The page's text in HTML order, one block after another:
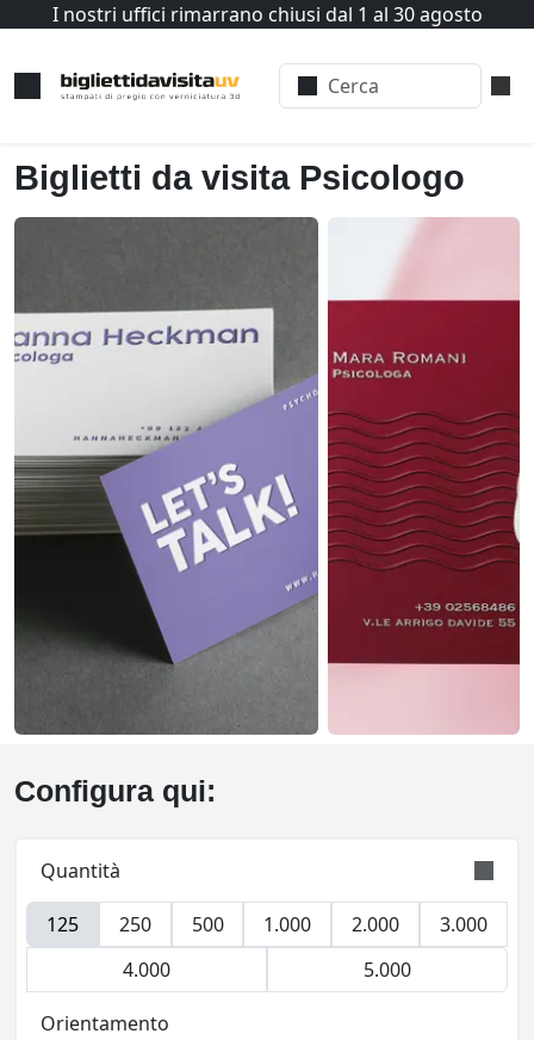
I nostri uffici rimarrano chiusi dal 1 al 30 agosto
Biglietti da visita Psicologo
Configura qui:
Quantità
125 250 500 1.000 2.000
3.000
4.000
5.000
L’ordine è validamente eseguito con tolleranza
sulla quantità di +/- 5%
Orientamento